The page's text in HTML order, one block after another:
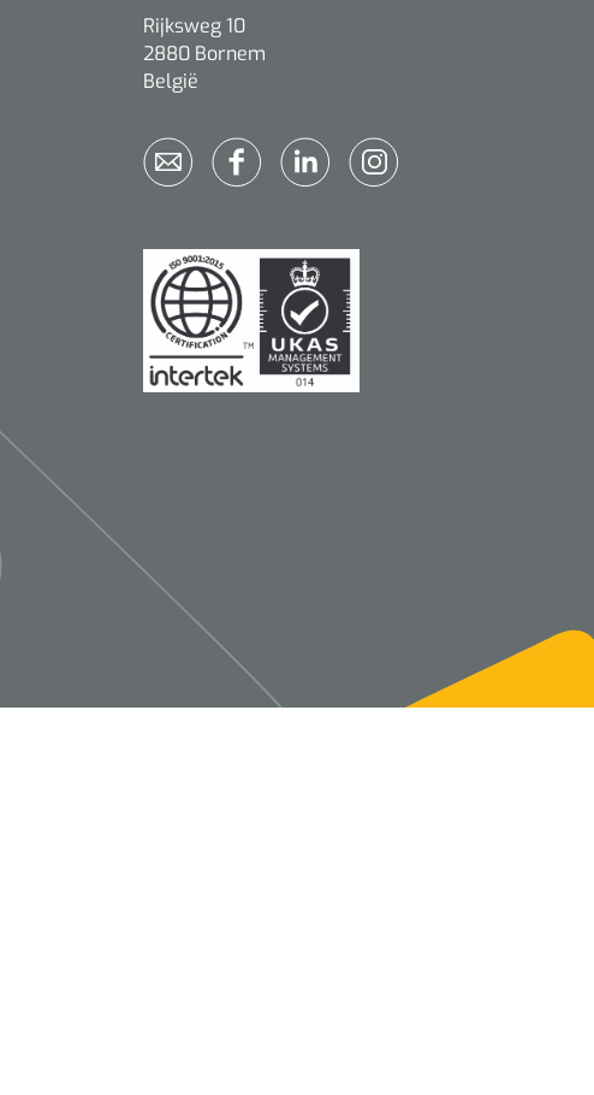
Rijksweg 10
2880 Bornem
België